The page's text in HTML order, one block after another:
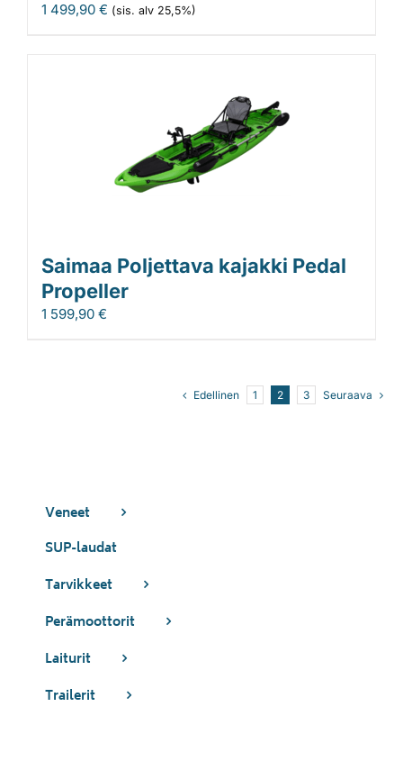
1 499,90 € (sis. alv 25,5%)
Saimaa Poljettava kajakki Pedal
Propeller
1 599,90 €
Edellinen 1 2 3 Seuraava
Veneet
SUP-laudat
Tarvikkeet
Perämoottorit
Laiturit
Trailerit